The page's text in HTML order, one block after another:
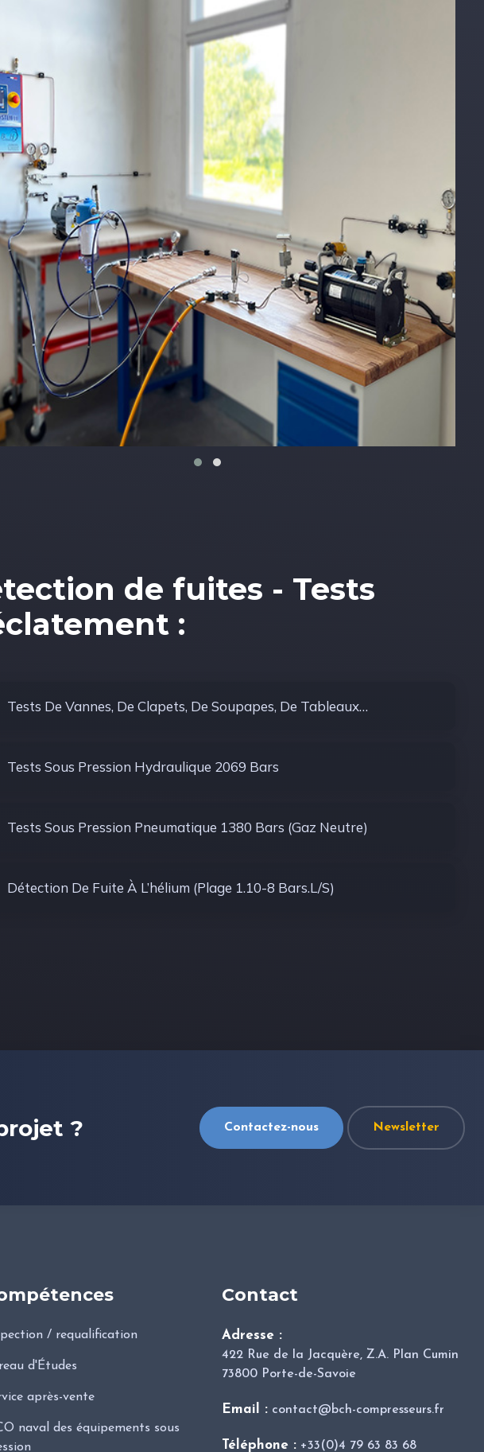
de fuites - Tests
:
Tests De Vannes, De Clapets, De Soupapes, De Tableaux…
Tests Sous Pression Hydraulique 2069 Bars
Tests Sous Pression Pneumatique 1380 Bars (gaz Neutre)
Détection De Fuite À L’hélium (plage 1.10-8 Bars.l/s)
? Contactez-nous Newsletter
/ requalification
d'Études
après-vente
naval des équipements sous
Contact
Adresse :
422 Rue de la Jacquère, Z.A. Plan Cumin
73800 Porte-de-Savoie
Email : contact@bch-compresseurs.fr
Téléphone : +33(0)4 79 63 83 68